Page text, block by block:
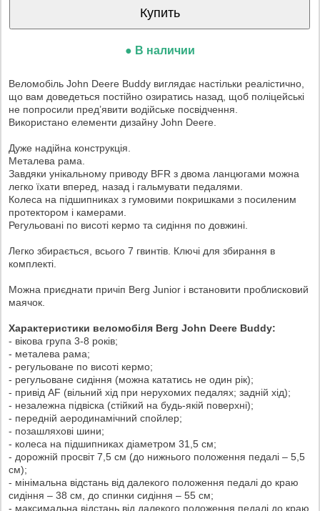
Купить
● В наличии
Веломобіль John Deere Buddy виглядає настільки реалістично,
що вам доведеться постійно озиратись назад, щоб поліцейські
не попросили пред’явити водійське посвідчення.
Використано елементи дизайну John Deere.
Дуже надійна конструкція.
Металева рама.
Завдяки унікальному приводу BFR з двома ланцюгами можна
легко їхати вперед, назад і гальмувати педалями.
Колеса на підшипниках з гумовими покришками з посиленим
протектором і камерами.
Регульовані по висоті кермо та сидіння по довжині.
Легко збирається, всього 7 гвинтів. Ключі для збирання в
комплекті.
Можна приєднати причіп Berg Junior і встановити проблисковий
маячок.
Характеристики веломобіля Berg John Deere Buddy:
- вікова група 3-8 років;
- металева рама;
- регульоване по висоті кермо;
- регульоване сидіння (можна кататись не один рік);
- привід AF (вільний хід при нерухомих педалях; задній хід);
- незалежна підвіска (стійкий на будь-якій поверхні);
- передній аеродинамічний спойлер;
- позашляхові шини;
- колеса на підшипниках діаметром 31,5 см;
- дорожній просвіт 7,5 см (до нижнього положення педалі – 5,5
см);
- мінімальна відстань від далекого положення педалі до краю
сидіння – 38 см, до спинки сидіння – 55 см;
- максимальна відстань від далекого положення педалі до краю